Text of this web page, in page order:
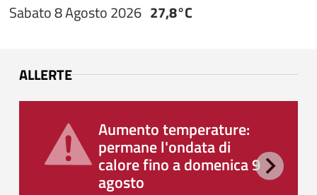
Sabato 8 Agosto 2026 27,8°C
ALLERTE
Aumento temperature:
permane l'ondata di
calore fino a domenica 9
agosto